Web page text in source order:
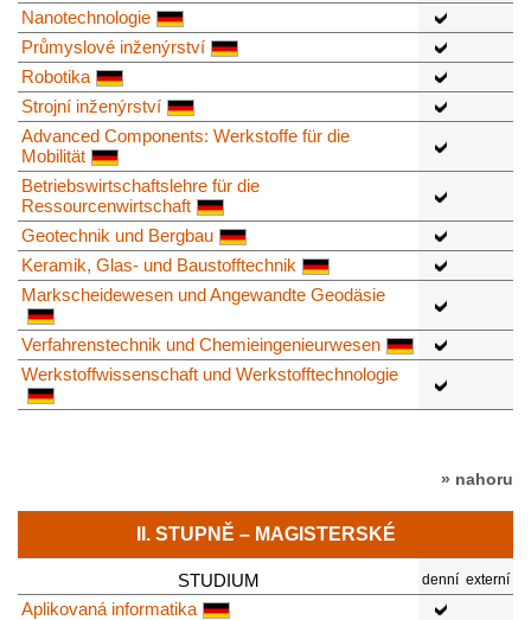
Nanotechnologie
Průmyslové inženýrství
Robotika
Strojní inženýrství
Advanced Components: Werkstoffe für die
Mobilität
Betriebswirtschaftslehre für die
Ressourcenwirtschaft
Geotechnik und Bergbau
Keramik, Glas- und Baustofftechnik
Markscheidewesen und Angewandte Geodäsie
Verfahrenstechnik und Chemieingenieurwesen
Werkstoffwissenschaft und Werkstofftechnologie
» nahoru
II. STUPNĚ – MAGISTERSKÉ
STUDIUM denní externí
Aplikovaná informatika